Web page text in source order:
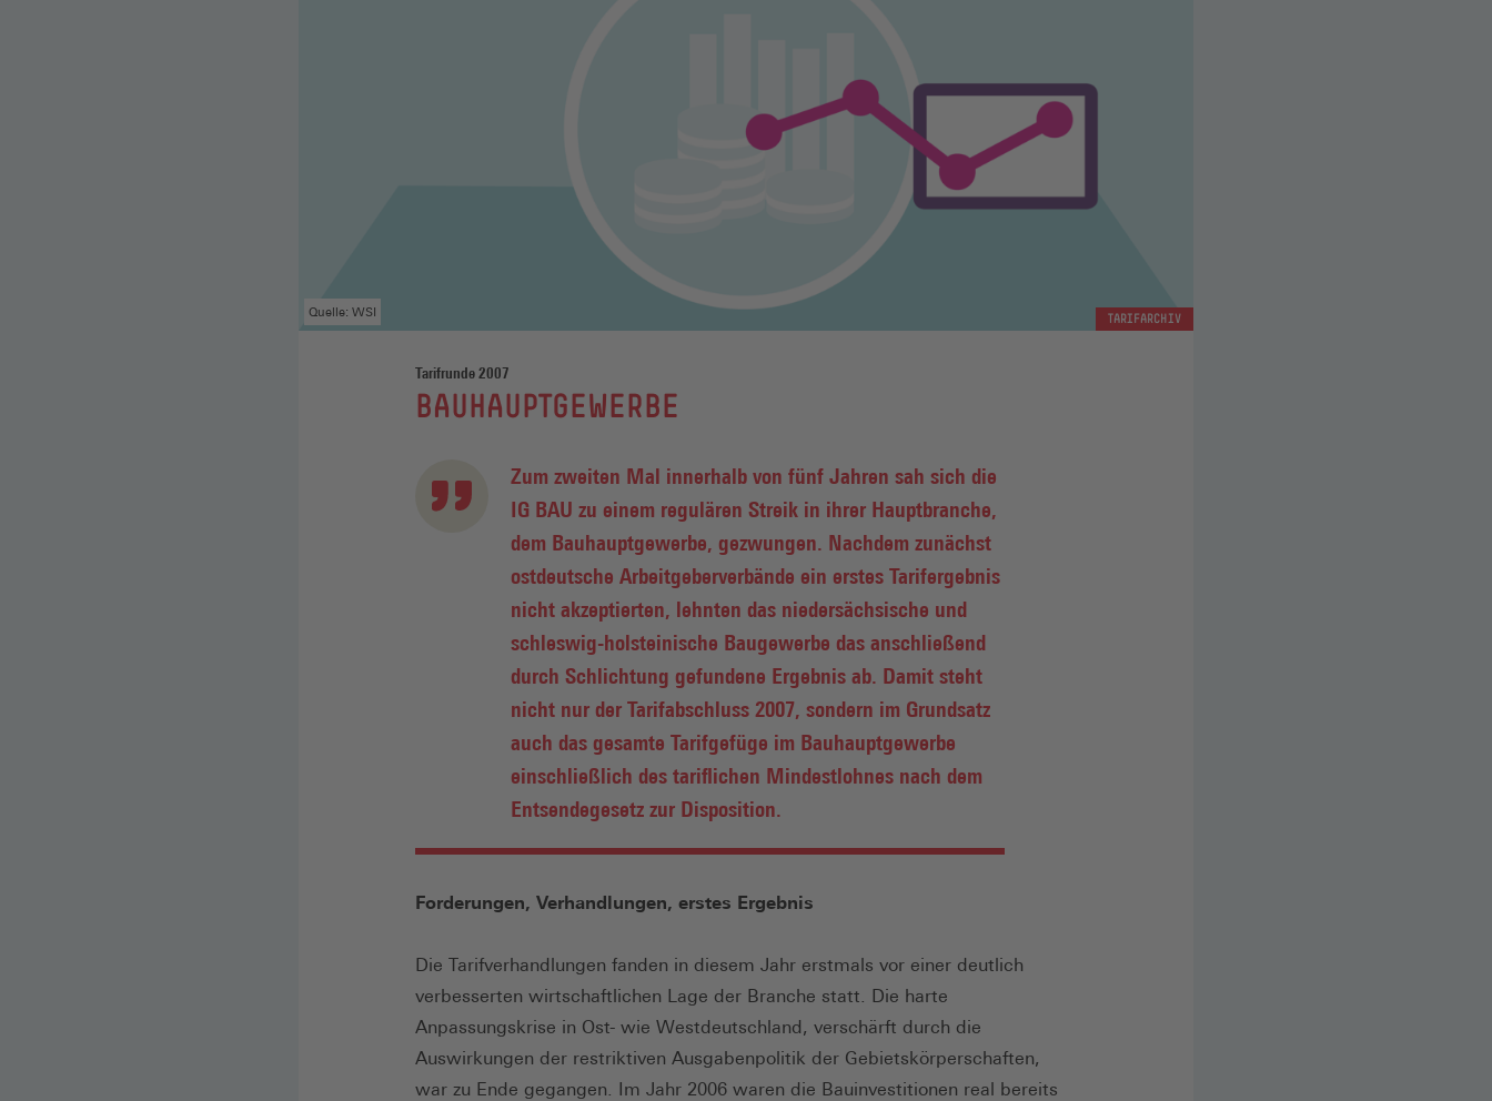
Quelle: WSI TARIFARCHIV
Tarifrunde 2007
:
BAUHAUPTGEWERBE
Zum zweiten Mal innerhalb von fünf Jahren sah sich die
IG BAU zu einem regulären Streik in ihrer Hauptbranche,
dem Bauhauptgewerbe, gezwungen. Nachdem zunächst
ostdeutsche Arbeitgeberverbände ein erstes Tarifergebnis
nicht akzeptierten, lehnten das niedersächsische und
schleswig-holsteinische Baugewerbe das anschließend
durch Schlichtung gefundene Ergebnis ab. Damit steht
nicht nur der Tarifabschluss 2007, sondern im Grundsatz
auch das gesamte Tarifgefüge im Bauhauptgewerbe
einschließlich des tariflichen Mindestlohnes nach dem
Entsendegesetz zur Disposition.
Forderungen, Verhandlungen, erstes Ergebnis
Die Tarifverhandlungen fanden in diesem Jahr erstmals vor einer deutlich
verbesserten wirtschaftlichen Lage der Branche statt. Die harte
Anpassungskrise in Ost- wie Westdeutschland, verschärft durch die
Auswirkungen der restriktiven Ausgabenpolitik der Gebietskörperschaften,
war zu Ende gegangen. Im Jahr 2006 waren die Bauinvestitionen real bereits